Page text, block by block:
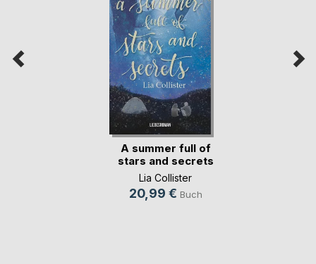
A summer full of
stars and secrets
Lia Collister
20,99 € Buch